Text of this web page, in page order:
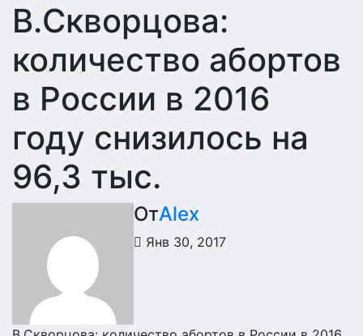
В.Скворцова:
количество абортов
в России в 2016
году снизилось на
96,3 тыс.
ОтAlex
Янв 30, 2017